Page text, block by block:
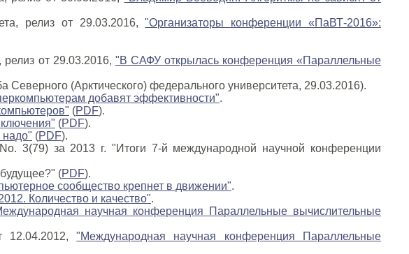
релиз от 29.03.2016,"Организаторы конференции «ПаВТ-2016»:
релиз от 29.03.2016, "В САФУ открылась конференция «Параллельные
Северного (Арктического) федерального университета, 29.03.2016).
добавят эффективности".
(PDF).
(PDF).
надо" (PDF).
3(79) за 2013 г. "Итоги 7-й международной научной конференции
(PDF).
сообщество крепнет в движении".
Количество и качество".
научная конференция Параллельные вычислительные
12.04.2012,"Международная научная конференция Параллельные